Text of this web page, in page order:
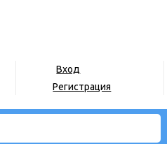
Вход
Регистрация